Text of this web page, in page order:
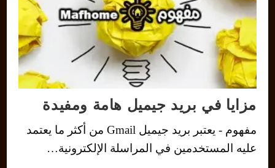
مزايا في بريد جيميل هامة ومفيدة
مفهوم - يعتبر بريد جيميل Gmail من أكثر ما يعتمد
عليه المستخدمين في المراسلة الإلكترونية…